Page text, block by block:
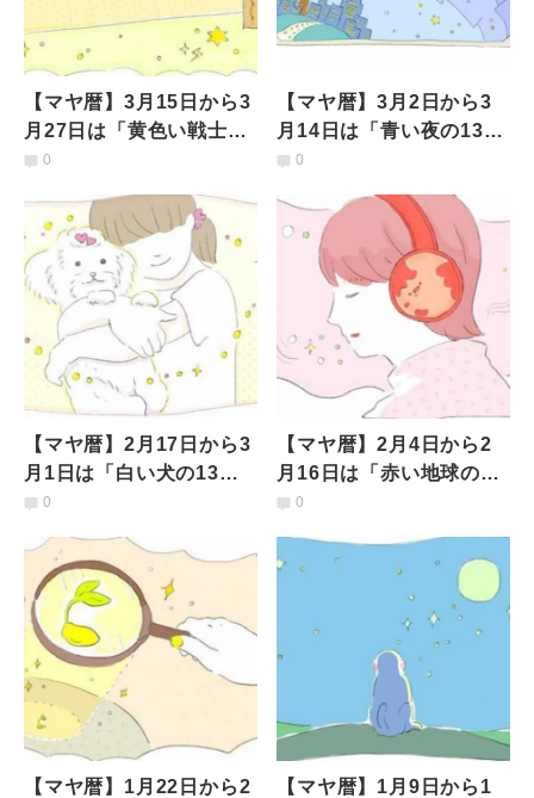
【マヤ暦】3月15日から3
月27日は「黄色い戦士の
13日間」どんなことを意
0
【マヤ暦】3月2日から3
月14日は「青い夜の13日
間」どんなことを意識し
0
【マヤ暦】2月17日から3
月1日は「白い犬の13日
間」どんなことを意識し
0
【マヤ暦】2月4日から2
月16日は「赤い地球の13
日間」何を意識して過ご
0
【マヤ暦】1月22日から2
【マヤ暦】1月9日から1